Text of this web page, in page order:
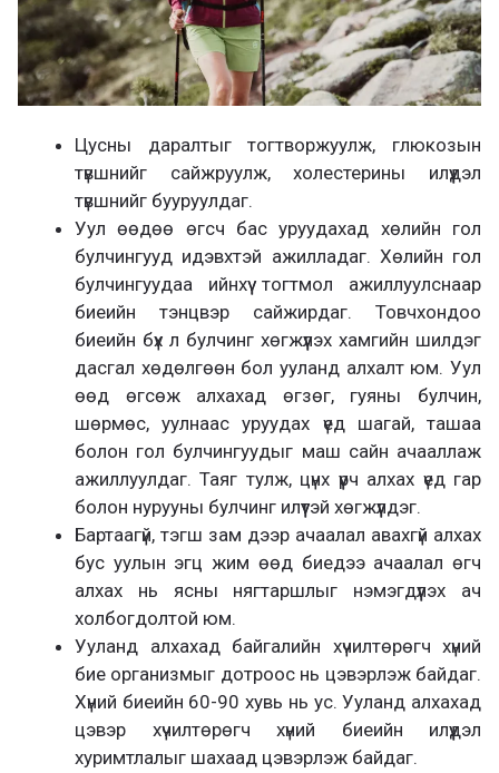
Цусны даралтыг тогтворжуулж, глюкозын
түвшнийг сайжруулж, холестерины илүүдэл
түвшнийг бууруулдаг.
Уул өөдөө өгсч бас уруудахад хөлийн гол
булчингууд идэвхтэй ажилладаг. Хөлийн гол
булчингуудаа ийнхүү тогтмол ажиллуулснаар
биеийн тэнцвэр сайжирдаг. Товчхондоо
биеийн бүх л булчинг хөгжүүлэх хамгийн шилдэг
дасгал хөдөлгөөн бол ууланд алхалт юм. Уул
өөд өгсөж алхахад өгзөг, гуяны булчин,
шөрмөс, уулнаас уруудах үед шагай, ташаа
болон гол булчингуудыг маш сайн ачааллаж
ажиллуулдаг. Таяг тулж, цүнх үүрч алхах үед гар
болон нурууны булчинг илүүтэй хөгжүүлдэг.
Бартаагүй, тэгш зам дээр ачаалал авахгүй алхах
бус уулын эгц жим өөд биедээ ачаалал өгч
алхах нь ясны нягтаршлыг нэмэгдүүлэх ач
холбогдолтой юм.
Ууланд алхахад байгалийн хүчилтөрөгч хүний
бие организмыг дотроос нь цэвэрлэж байдаг.
Хүний биеийн 60-90 хувь нь ус. Ууланд алхахад
цэвэр хүчилтөрөгч хүний биеийн илүүдэл
хуримтлалыг шахаад цэвэрлэж байдаг.